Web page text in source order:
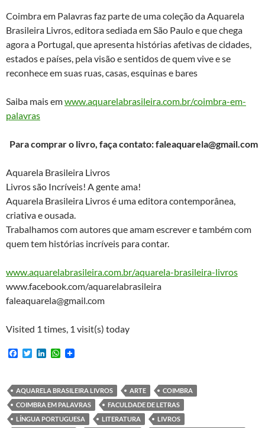
Coimbra em Palavras faz parte de uma coleção da Aquarela
Brasileira Livros, editora sediada em São Paulo e que chega
agora a Portugal, que apresenta histórias afetivas de cidades,
estados e países, pela visão e sentidos de quem vive e se
reconhece em suas ruas, casas, esquinas e bares
Saiba mais emwww.aquarelabrasileira.com.br/coimbra-em-
palavras
Para comprar o livro, faça contato: faleaquarela@gmail.com
Aquarela Brasileira Livros
Livros são Incríveis! A gente ama!
Aquarela Brasileira Livros é uma editora contemporânea,
criativa e ousada.
Trabalhamos com autores que amam escrever e também com
quem tem histórias incríveis para contar.
www.aquarelabrasileira.com.br/aquarela-brasileira-livros
www.facebook.com/aquarelabrasileira
faleaquarela@gmail.com
Visited 1 times, 1 visit(s) today
F
b
o
o
k
T
t
e
r
e
d
I
n
W
s
A
p
p
AQUARELA BRASILEIRA LIVROS ARTE
COIMBRA
COIMBRA EM PALAVRAS
FACULDADE DE LETRAS
LÍNGUA PORTUGUESA
LITERATURA
LIVROS